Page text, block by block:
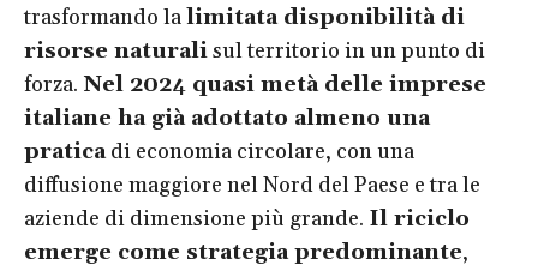
trasformando lalimitata disponibilità di
risorse naturalisul territorio in un punto di
forza. Nel 2024 quasi metà delle imprese
italiane ha già adottato almeno una
praticadi economia circolare, con una
diffusione maggiore nel Nord del Paese e tra le
aziende di dimensione più grande. Il riciclo
emerge come strategia predominante,